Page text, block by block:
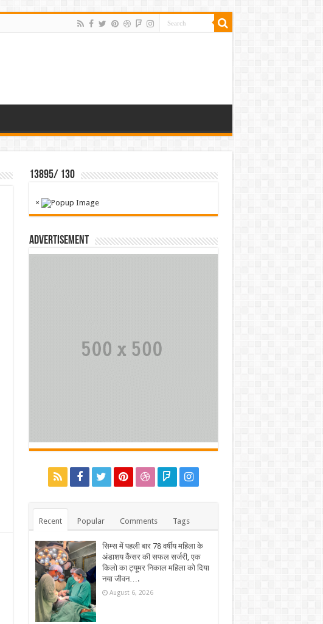
13895/ 130
×
Advertisement
Recent Popular Comments Tags
सिम्स में पहली बार 78 वर्षीय महिला के
अंडाशय कैंसर की सफल सर्जरी, एक
किलो का ट्यूमर निकाल महिला को दिया
नया जीवन….
August 6, 2026